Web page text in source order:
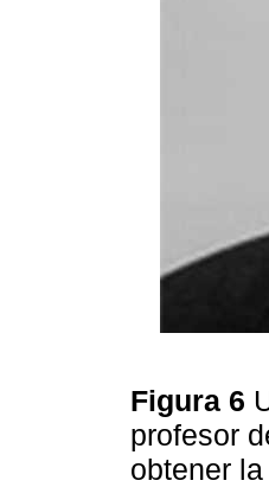
Figura 6
profesor
obtener